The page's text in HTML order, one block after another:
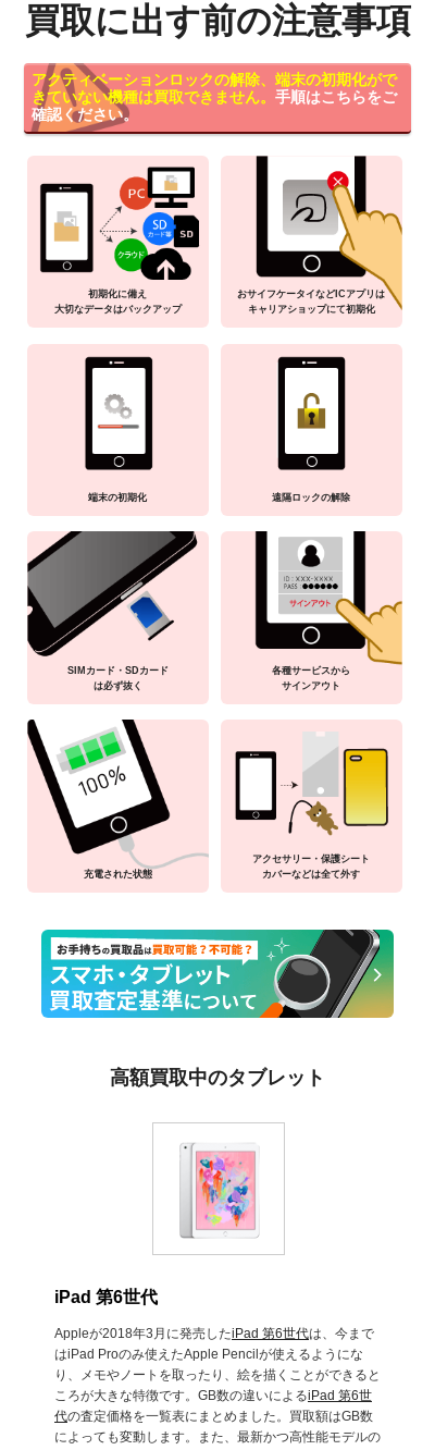
買取に出す前の注意事項
アクティベーションロックの解除、端末の初期化がで
きていない機種は買取できません。 手順はこちらをご
確認ください。
初期化に備え
大切なデータはバックアップ
おサイフケータイなどICアプリは
キャリアショップにて初期化
端末の初期化 遠隔ロックの解除
SIMカード・SDカード
は必ず抜く
各種サービスから
サインアウト
充電された状態
アクセサリー・保護シート
カバーなどは全て外す
高額買取中のタブレット
iPad 第6世代
Appleが2018年3月に発売したiPad 第6世代は、今まで
はiPad Proのみ使えたApple Pencilが使えるようにな
り、メモやノートを取ったり、絵を描くことができると
ころが大きな特徴です。GB数の違いによるiPad 第6世
代の査定価格を一覧表にまとめました。買取額はGB数
によっても変動します。また、最新かつ高性能モデルの